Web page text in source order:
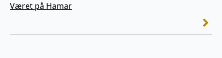
Været på Hamar